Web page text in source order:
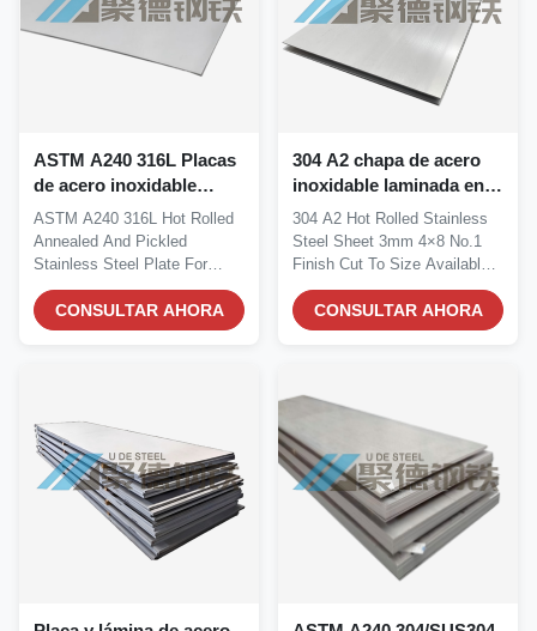
ASTM A240 316L Placas
de acero inoxidable
laminadas en caliente,
recocidas y encurtidas
para la industria
petroquímica
ASTM A240 316L Hot Rolled
Annealed And Pickled
Stainless Steel Plate For
Petrochemical Industry...
CONSULTAR AHORA
304 A2 chapa de acero
inoxidable laminada en
caliente 3 mm 4 × 8 No.1
Corte final a medida
disponible
304 A2 Hot Rolled Stainless
Steel Sheet 3mm 4×8 No.1
Finish Cut To Size Available
A2 hot-rolled...
CONSULTAR AHORA